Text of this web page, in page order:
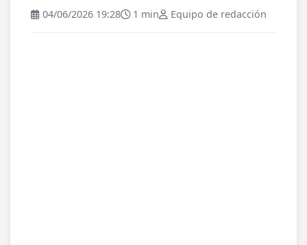
04/06/2026 19:28 1 min Equipo de redacción